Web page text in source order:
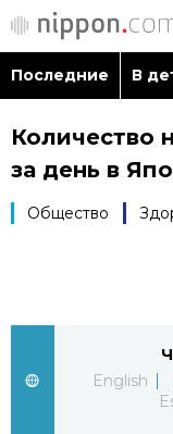
Последние
Факты о Японии
Новости
Последние В
Количество
за день в
Общество
English